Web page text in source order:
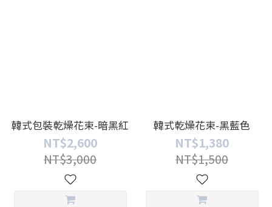
韓式包裝乾燥花束-暗黑紅
NT$2,600
NT$3,000
韓式乾燥花束-黑藍色
NT$1,380
NT$1,500